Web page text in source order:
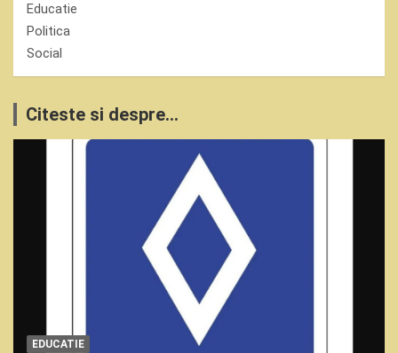
Educatie
Politica
Social
Citeste si despre...
EDUCATIE